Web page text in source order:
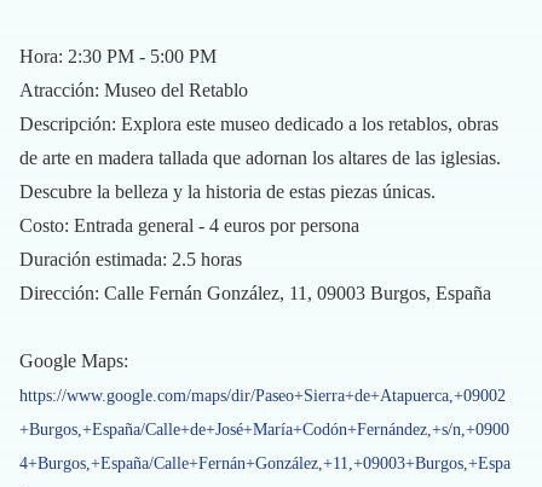
Hora: 2:30 PM - 5:00 PM
Atracción: Museo del Retablo
Descripción: Explora este museo dedicado a los retablos, obras
de arte en madera tallada que adornan los altares de las iglesias.
Descubre la belleza y la historia de estas piezas únicas.
Costo: Entrada general - 4 euros por persona
Duración estimada: 2.5 horas
Dirección: Calle Fernán González, 11, 09003 Burgos, España
Google Maps:
https://www.google.com/maps/dir/Paseo+Sierra+de+Atapuerca,+09002
+Burgos,+España/Calle+de+José+María+Codón+Fernández,+s/n,+0900
4+Burgos,+España/Calle+Fernán+González,+11,+09003+Burgos,+Espa